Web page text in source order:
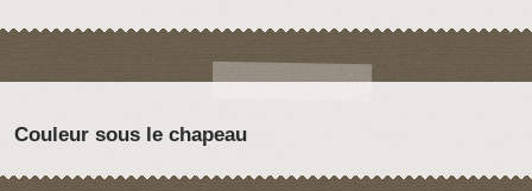
Couleur sous le chapeau